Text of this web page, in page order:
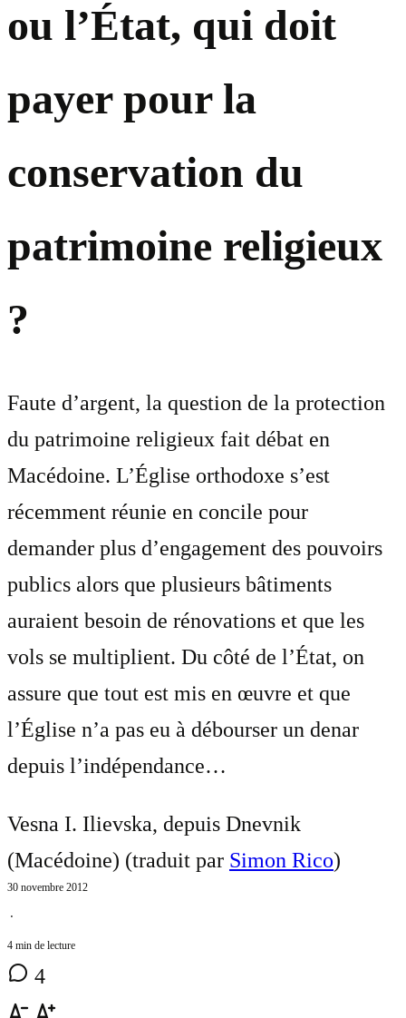
ou l’État, qui doit
payer pour la
conservation du
patrimoine religieux
?
Faute d’argent, la question de la protection
du patrimoine religieux fait débat en
Macédoine. L’Église orthodoxe s’est
récemment réunie en concile pour
demander plus d’engagement des pouvoirs
publics alors que plusieurs bâtiments
auraient besoin de rénovations et que les
vols se multiplient. Du côté de l’État, on
assure que tout est mis en œuvre et que
l’Église n’a pas eu à débourser un denar
depuis l’indépendance…
Vesna I. Ilievska, depuis Dnevnik
(Macédoine) (traduit par Simon Rico)
30 novembre 2012
⋅
4 min de lecture
4